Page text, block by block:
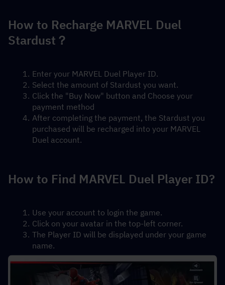
How to Recharge MARVEL Duel
Stardust？
Enter your MARVEL Duel Player ID.
Select the amount of Stardust you want.
Click the "Buy Now" button and Choose your
payment method
After completing the payment, the Stardust you
purchased will be recharged into your MARVEL
Duel account.
How to Find MARVEL Duel Player ID?
Use your account to login the game.
Click on your avatar in the top-left corner.
The Player ID will be displayed under your game
name.